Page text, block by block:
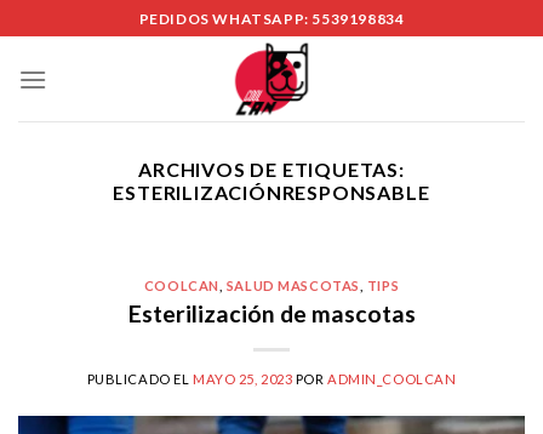
to
content
PEDIDOS WHATSAPP: 5539198834
ARCHIVOS DE ETIQUETAS:
ESTERILIZACIÓNRESPONSABLE
COOLCAN SALUD MASCOTAS TIPS
Esterilización de mascotas
PUBLICADO EL MAYO 25, 2023 POR ADMIN_COOLCAN